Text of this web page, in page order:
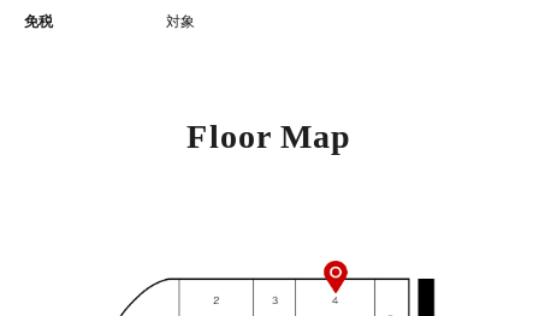
免税 対象
Floor Map